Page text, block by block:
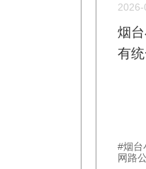
烟
有
#烟
网路